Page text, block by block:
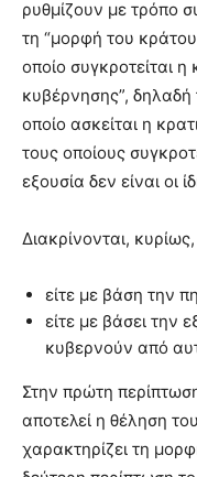
ρυθμίζουν με τρόπο
τη “μορφή του
οποίο συγκροτείται
κυβέρνησης”, δηλαδή
οποίο ασκείται η
τους οποίους
εξουσία δεν είναι οι
Διακρίνονται,
είτε με βάση την
είτε με βάσει την
κυβερνούν από
Στην πρώτη
αποτελεί η θέληση
χαρακτηρίζει τη